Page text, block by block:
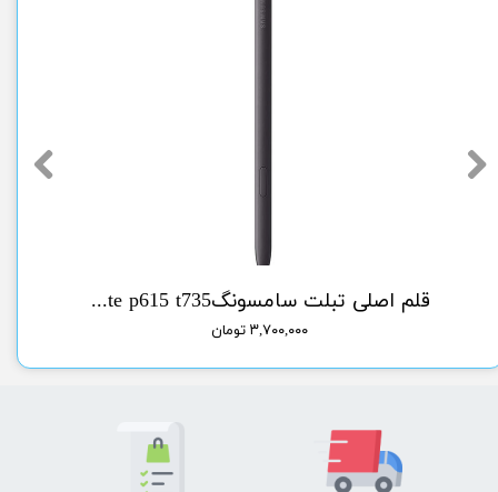
قلم اصلی تبلت سامسونگorg pen tab sam s6 lite p615 t735
۳,۷۰۰,۰۰۰ تومان